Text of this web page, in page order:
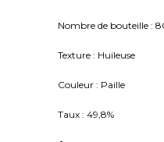
Nombre de bouteille :
Texture : Huileuse
Couleur : Paille
Taux : 49,8%